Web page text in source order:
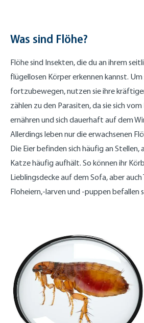
Was sind Flöhe?
Flöhe sind Insekten, die du an ihrem
flügellosen Körper erkennen kannst.
fortzubewegen, nutzen sie ihre
zählen zu den Parasiten, da sie sich
ernähren und sich dauerhaft auf dem
Allerdings leben nur die erwachsenen
Die Eier befinden sich häufig an Stellen,
Katze häufig aufhält. So können ihr
Lieblingsdecke auf dem Sofa, aber auch
Floheiern,-larven und -puppen befallen